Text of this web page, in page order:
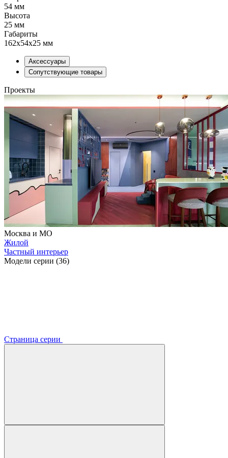
54 мм
Высота
25 мм
Габариты
162х54х25 мм
Аксессуары
Сопутствующие товары
Проекты
Москва и МО
Жилой
Частный интерьер
Модели серии (36)
Страница серии